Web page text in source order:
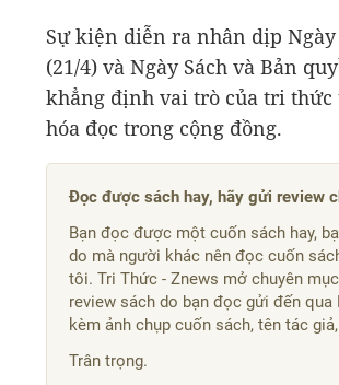
Sự kiện diễn ra nhân dịp Ngày
(21/4) và Ngày Sách và Bản
khẳng định vai trò của tri thức
hóa đọc trong cộng đồng.
Đọc được sách hay, hãy gửi review
Bạn đọc được một cuốn sách hay,
do mà người khác nên đọc cuốn
tôi. Tri Thức - Znews mở chuyên
review sách do bạn đọc gửi đến qua
kèm ảnh chụp cuốn sách, tên tác
Trân trọng.